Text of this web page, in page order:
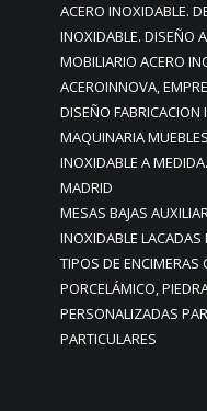
ACERO INOXIDABLE.
INOXIDABLE. DISEÑO
MOBILIARIO ACERO
ACEROINNOVA,
DISEÑO
MAQUINARIA
INOXIDABLE A
MADRID
MESAS BAJAS
INOXIDABLE LACADAS
TIPOS DE
PORCELÁMICO,
PERSONALIZADAS
PARTICULARES